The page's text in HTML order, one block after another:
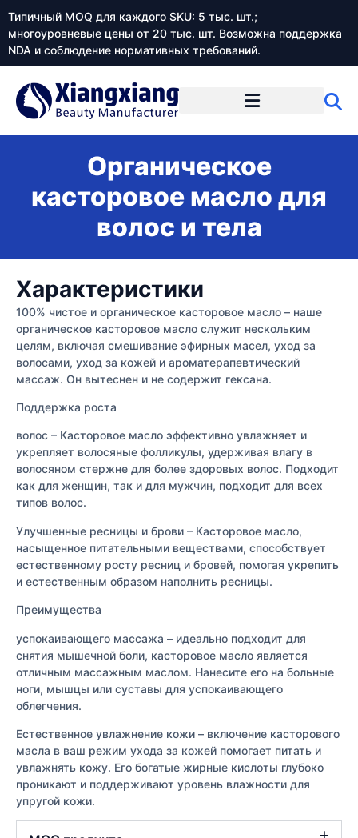
Типичный MOQ для каждого SKU: 5 тыс. шт.;
многоуровневые цены от 20 тыс. шт. Возможна поддержка
NDA и соблюдение нормативных требований.
Органическое
касторовое масло для
волос и тела
Характеристики
100% чистое и органическое касторовое масло – наше
органическое касторовое масло служит нескольким
целям, включая смешивание эфирных масел, уход за
волосами, уход за кожей и ароматерапевтический
массаж. Он вытеснен и не содержит гексана.
Поддержка роста
волос – Касторовое масло эффективно увлажняет и
укрепляет волосяные фолликулы, удерживая влагу в
волосяном стержне для более здоровых волос. Подходит
как для женщин, так и для мужчин, подходит для всех
типов волос.
Улучшенные ресницы и брови – Касторовое масло,
насыщенное питательными веществами, способствует
естественному росту ресниц и бровей, помогая укрепить
и естественным образом наполнить ресницы.
Преимущества
успокаивающего массажа – идеально подходит для
снятия мышечной боли, касторовое масло является
отличным массажным маслом. Нанесите его на больные
ноги, мышцы или суставы для успокаивающего
облегчения.
Естественное увлажнение кожи – включение касторового
масла в ваш режим ухода за кожей помогает питать и
увлажнять кожу. Его богатые жирные кислоты глубоко
проникают и поддерживают уровень влажности для
упругой кожи.